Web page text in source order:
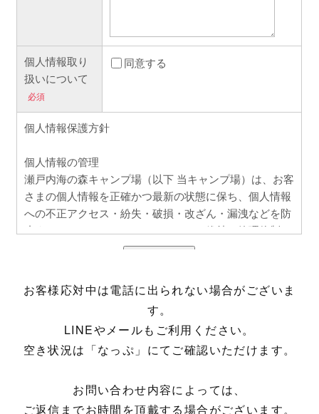
お客様応対中は電話に出られない場合がございま
す。
LINEやメールもご利用ください。
空き状況は「なっぷ」にてご確認いただけます。
お問い合わせ内容によっては、
ご返信までお時間を頂戴する場合がございます。